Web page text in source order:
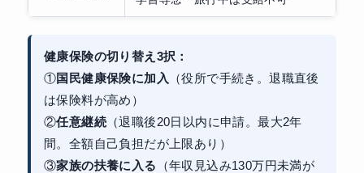
健康保険の切り替え3択：
①国民健康保険に加入
（役所で手続き。退職直後
は保険料が高め）
②任意継続（退職後20日以内に申請。最大2年
間。全額自己負担だが上限あり）
③家族の扶養に入る （年収見込み130万円未満が